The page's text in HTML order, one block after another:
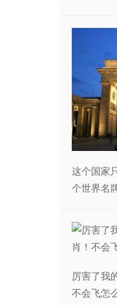
这个国家
个世界名
厉害了我
不会飞怎